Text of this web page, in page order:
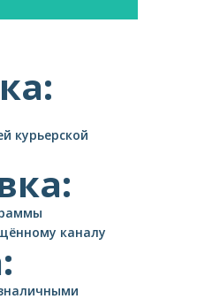
курьерской
каналу